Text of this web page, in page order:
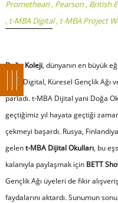
Promethean, Pearson, British
, t-MBA Digital, t-MBA Project
Doğa Koleji, dünyanın en büyük
MBA Digital, Küresel Gençlik
parladı. t-MBA Dijital yani Doğa
geçtiğimiz yıl hayata geçtiği
çekmeyi başardı. Rusya,
gelent-MBA Dijital Okulları, bu
kalanıyla paylaşmak için BETT
Gençlik Ağı üyeleri de fikir
faydalarını aktardı. Sunumun